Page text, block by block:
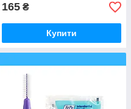
165 ₴
Купити